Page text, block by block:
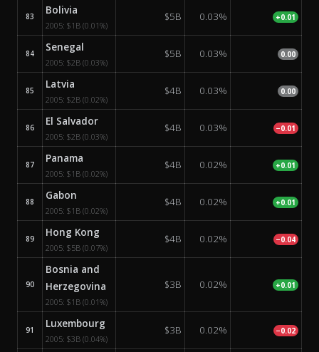
83 Bolivia
2005: $1B (0.01%)
$5B 0.03% +0.01
84 Senegal
2005: $2B (0.03%)
$5B 0.03% 0.00
85 Latvia
2005: $2B (0.02%)
$4B 0.03% 0.00
86 El Salvador
2005: $2B (0.03%)
$4B 0.03% −0.01
87 Panama
2005: $1B (0.02%)
$4B 0.02% +0.01
88 Gabon
2005: $1B (0.02%)
$4B 0.02% +0.01
89 Hong Kong
2005: $5B (0.07%)
$4B 0.02% −0.04
90
Bosnia and
Herzegovina
2005: $1B (0.01%)
$3B 0.02% +0.01
91 Luxembourg
2005: $3B (0.04%)
$3B 0.02% −0.02